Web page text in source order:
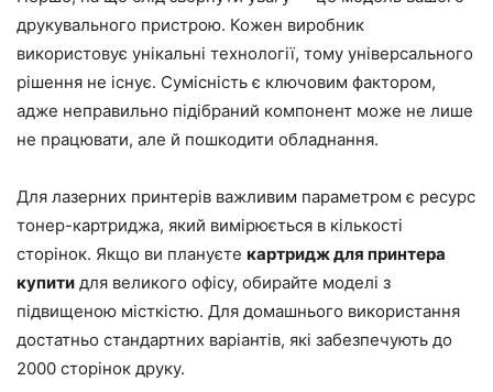
друкувального пристрою. Кожен виробник
використовує унікальні технології, тому універсального
рішення не існує. Сумісність є ключовим фактором,
адже неправильно підібраний компонент може не лише
не працювати, але й пошкодити обладнання.
Для лазерних принтерів важливим параметром є ресурс
тонер-картриджа, який вимірюється в кількості
сторінок. Якщо ви плануєте картридж для принтера
купити для великого офісу, обирайте моделі з
підвищеною місткістю. Для домашнього використання
достатньо стандартних варіантів, які забезпечують до
2000 сторінок друку.